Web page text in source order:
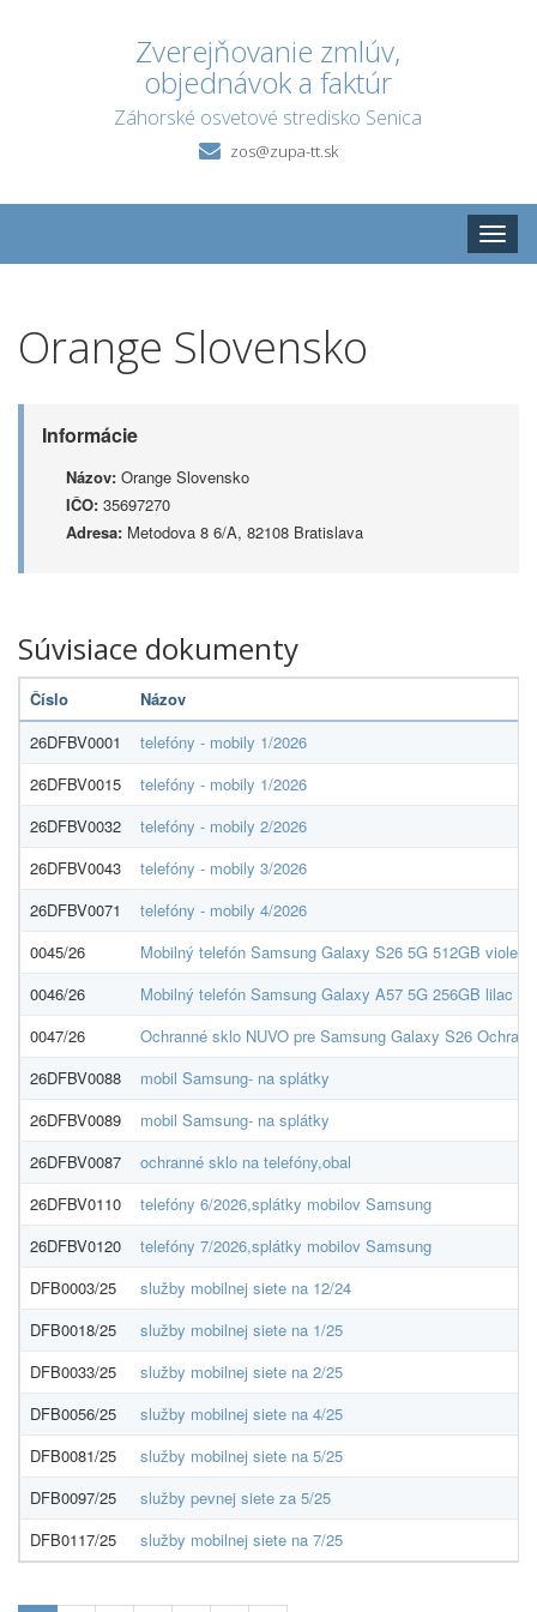
Zverejňovanie zmlúv,
objednávok a faktúr
Záhorské osvetové stredisko Senica
zos@zupa-tt.sk
Toggle
Orange Slovensko
Informácie
Názov: Orange Slovensko
IČO: 35697270
Adresa: Metodova 8 6/A, 82108 Bratislava
Súvisiace dokumenty
Číslo
Názov
26DFBV0001
telefóny - mobily 1/2026
26DFBV0015
telefóny - mobily 1/2026
26DFBV0032
telefóny - mobily 2/2026
26DFBV0043
telefóny - mobily 3/2026
26DFBV0071
telefóny - mobily 4/2026
0045/26
Mobilný telefón Samsung Galaxy S26 5G 512GB violet
0046/26
Mobilný telefón Samsung Galaxy A57 5G 256GB lilac
0047/26
Ochranné sklo NUVO pre Samsung Galaxy S26
26DFBV0088
mobil Samsung- na splátky
26DFBV0089
mobil Samsung- na splátky
26DFBV0087
ochranné sklo na telefóny,obal
26DFBV0110
telefóny 6/2026,splátky mobilov Samsung
26DFBV0120
telefóny 7/2026,splátky mobilov Samsung
DFB0003/25
služby mobilnej siete na 12/24
DFB0018/25
služby mobilnej siete na 1/25
DFB0033/25
služby mobilnej siete na 2/25
DFB0056/25
služby mobilnej siete na 4/25
DFB0081/25
služby mobilnej siete na 5/25
DFB0097/25
služby pevnej siete za 5/25
DFB0117/25
služby mobilnej siete na 7/25